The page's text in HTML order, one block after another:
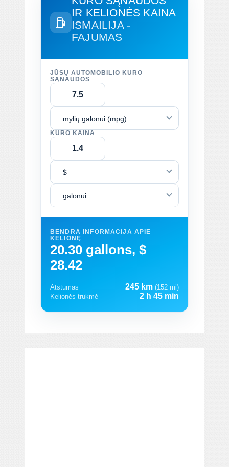
IR KELIONĖS KAINA
ISMAILIJA -
FAJUMAS
JŪSŲ AUTOMOBILIO KURO
SĄNAUDOS
mylių galonui (mpg)
KURO KAINA
$
galonui
BENDRA INFORMACIJA APIE
KELIONĘ
20.30 gallons, $
28.42
Atstumas 245 km (152 mi)
Kelionės trukmė
2 h 45 min